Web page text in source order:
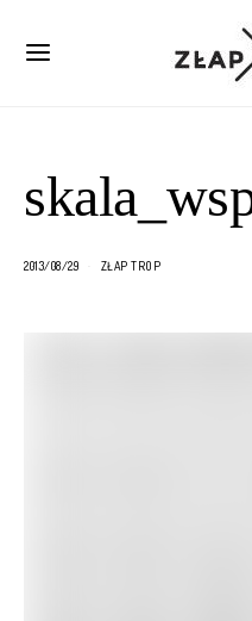
2013/08/29 ZŁAP TROP